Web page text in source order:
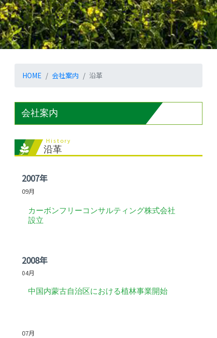
HOME 会社案内 沿革
会社案内
History
沿革
2007年
09月
カーボンフリーコンサルティング株式会社
設立
2008年
04月
中国内蒙古自治区における植林事業開始
-
07月